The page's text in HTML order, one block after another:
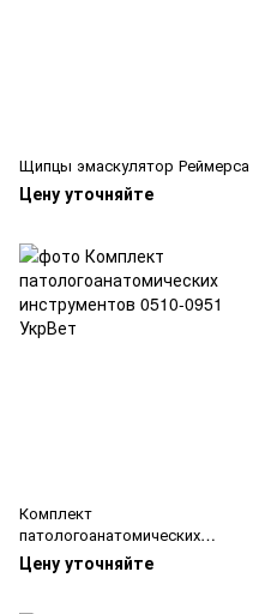
Щипцы эмаскулятор Реймерса
Цену уточняйте
Комплект
патологоанатомических
инструментов
Цену уточняйте